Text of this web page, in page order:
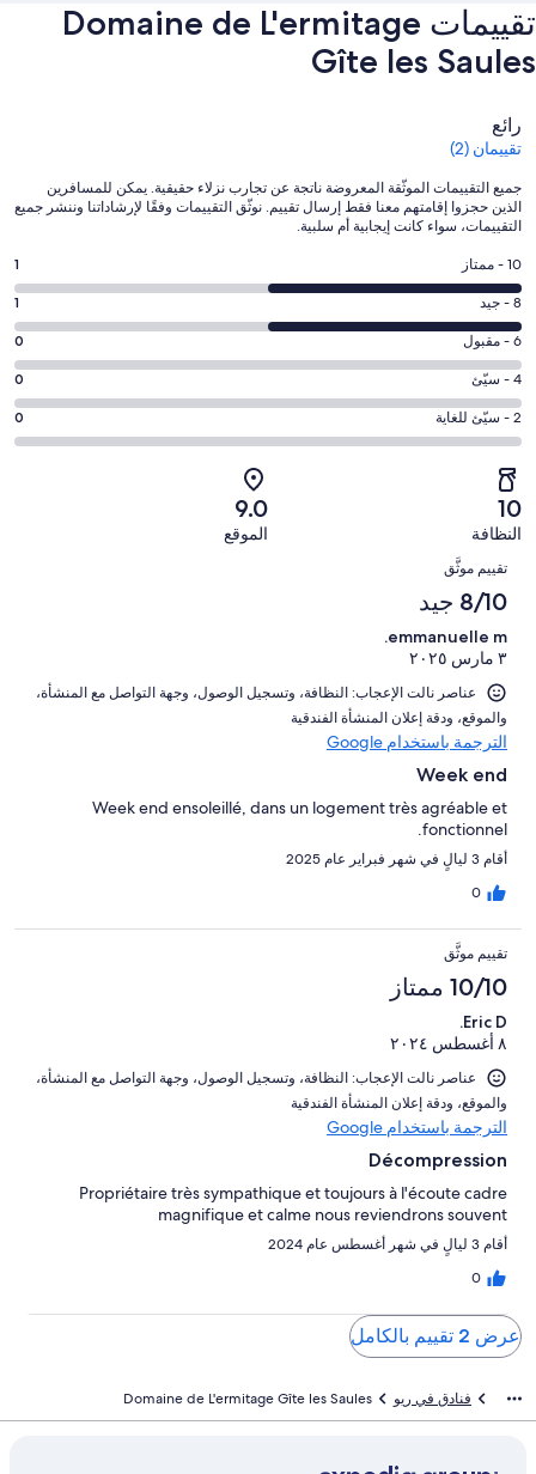
تقييمات ⁦Domaine de L'ermitage
Gîte les Saules⁩
التقييمات
رائع
تقييمان (2)
جميع التقييمات الموثّقة المعروضة ناتجة عن تجارب نزلاء حقيقية. يمكن للمسافرين
الذين حجزوا إقامتهم معنا فقط إرسال تقييم. نوثّق التقييمات وفقًا لإرشاداتنا وننشر جميع
التقييمات، سواء كانت إيجابية أم سلبية.
درجة
التصنيف
10
-
ممتاز.
1
من
أصل
2
من
تقييمات
النزلاء
10 - ممتاز 1
درجة
التصنيف
8
-
جيد.
1
أصل
2
من
النزلاء
8 - جيد 1
درجة
التصنيف
6
-
مقبول.
0
من
أصل
2
من
تقييمات
النزلاء
6 - مقبول 0
درجة
التصنيف
4
سيّئ.
0
من
من
تقييمات
النزلاء
4 - سيّئ 0
درجة
التصنيف
2
-
سيّئ
للغاية.
من
من
تقييمات
النزلاء
2 - سيّئ للغاية 0
10
النظافة
9.0
الموقع
التقييمات
تقييم موثَّق
8/10 جيد
emmanuelle m.
٣ مارس ٢٠٢٥
عناصر نالت الإعجاب: ⁦النظافة⁩، و⁦تسجيل الوصول⁩، و⁦جهة التواصل مع المنشأة⁩،
و⁦الموقع⁩، و⁦دقة إعلان المنشأة الفندقية⁩
الترجمة باستخدام Google
Week end
Week end ensoleillé, dans un logement très agréable et
fonctionnel.
أقام 3 ليالٍ في شهر فبراير عام 2025
0
تقييم موثَّق
10/10 ممتاز
Eric D.
٨ أغسطس ٢٠٢٤
عناصر نالت الإعجاب: ⁦النظافة⁩، و⁦تسجيل الوصول⁩، و⁦جهة التواصل مع المنشأة⁩،
و⁦الموقع⁩، و⁦دقة إعلان المنشأة الفندقية⁩
الترجمة باستخدام Google
Décompression
Propriétaire très sympathique et toujours à l'écoute cadre
magnifique et calme nous reviendrons souvent
أقام 3 ليالٍ في شهر أغسطس عام 2024
0
عرض 2 تقييم بالكامل
فنادق في ريو Domaine de L'ermitage Gîte les Saules